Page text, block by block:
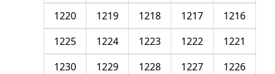
1216
1217
1218
1219
1220
1221
1222
1223
1224
1225
1226
1227
1228
1229
1230